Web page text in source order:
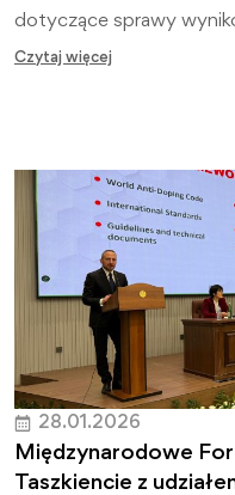
dotyczące sprawy
Czytaj więcej
28.01.2026
Międzynarodowe
Taszkiencie z